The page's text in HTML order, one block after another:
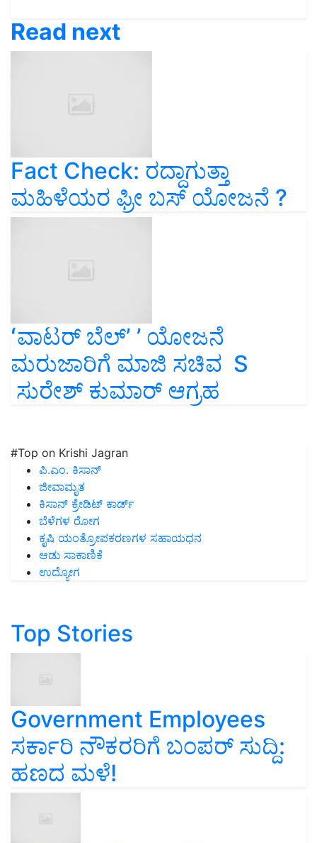
Read next
Fact Check: ರದ್ದಾಗುತ್ತಾ
ಮಹಿಳೆಯರ ಫ್ರೀ ಬಸ್‌ ಯೋಜನೆ ?
ʻವಾಟರ್ ಬೆಲ್ʼ ’ ಯೋಜನೆ
ಮರುಜಾರಿಗೆ ಮಾಜಿ ಸಚಿವ S
ಸುರೇಶ್‌ ಕುಮಾರ್‌ ಆಗ್ರಹ
#Top on Krishi Jagran
ಪಿ.ಎಂ. ಕಿಸಾನ್
ಜೀವಾಮೃತ
ಕಿಸಾನ್ ಕ್ರೇಡಿಟ್ ಕಾರ್ಡ್
ಬೆಳೆಗಳ ರೋಗ
ಕೃಷಿ ಯಂತ್ರೋಪಕರಣಗಳ ಸಹಾಯಧನ
ಆಡು ಸಾಕಾಣಿಕೆ
ಉದ್ಯೋಗ
Top Stories
Government Employees
ಸರ್ಕಾರಿ ನೌಕರರಿಗೆ ಬಂಪರ್‌ ಸುದ್ದಿ:
ಹಣದ ಮಳೆ!